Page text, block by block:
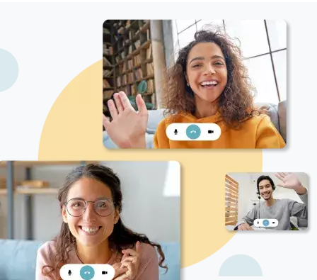
wichtig ist. In meiner Familie ist fast jeder ein Musiker,
nämlich Lehrer verschiedener Instrumente. Ich
verfüge über viele Methoden für jedes Niveau
(Anfäger , Erfahren , Forgeschnitten , Profissionel ,
Kinder , Erwachsene). Ich kann auch Klavier spielen,
was den Unterricht viel interessanter macht und hilft,
tiefer in die Musik einzusteigen.